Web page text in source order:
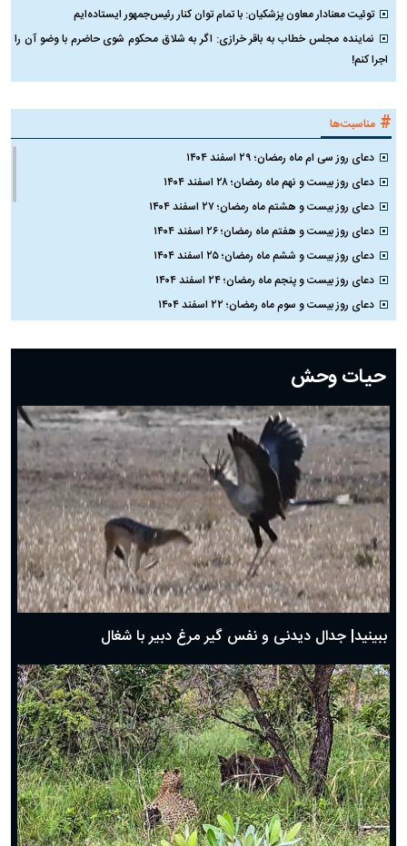
توئیت معنادار معاون پزشکیان: با تمام توان کنار رئیس‌جمهور ایستاده‌ایم
نماینده مجلس خطاب به باقر خرازی: اگر به شلاق محکوم شوی حاضرم با وضو آن را
اجرا کنم!
# مناسبت‌ها
دعای روز سی ام ماه رمضان؛ ۲۹ اسفند ۱۴۰۴
دعای روز بیست و نهم ماه رمضان؛ ۲۸ اسفند ۱۴۰۴
دعای روز بیست و هشتم ماه رمضان؛ ۲۷ اسفند ۱۴۰۴
دعای روز بیست و هفتم ماه رمضان؛ ۲۶ اسفند ۱۴۰۴
دعای روز بیست و ششم ماه رمضان؛ ۲۵ اسفند ۱۴۰۴
دعای روز بیست و پنجم ماه رمضان؛ ۲۴ اسفند ۱۴۰۴
دعای روز بیست و سوم ماه رمضان؛ ۲۲ اسفند ۱۴۰۴
دعای روز بیستم ماه رمضان؛ ۱۹ اسفند ۱۴۰۴
دعای روز هشتم ماه مبارک رمضان؛ ۷ اسفند ماه ۱۴۰۴
دعای روز هفتم ماه رمضان؛ ۶ اسفند ۱۴۰۴
دعای روز ششم ماه رمضان؛ ۵ اسفند ۱۴۰۴
دعای روز پنجم ماه رمضان؛ ۴ اسفند ۱۴۰۴
دعای روز چهارم ماه مبارک رمضان؛ ۳ اسفند ۱۴۰۴
دعای روز سوم ماه مبارک رمضان؛ ۱۴ اسفند ۱۴۰۴
دعای روز دوم ماه مبارک رمضان ۱ اسفند ماه ۱۴۰۴
دعای روز اول ماه مبارک رمضان، ۳۰ بهمن ۱۴۰۴
حضرت زینب(س) چگونه از دنیا رفت؟
بهترین پیامک تبریک روز پدر ۱۴۰۴؛ جملات زیبا و صمیمانه
حیات وحش
ببینید| جدال دیدنی و نفس گیر مرغ دبیر با شغال